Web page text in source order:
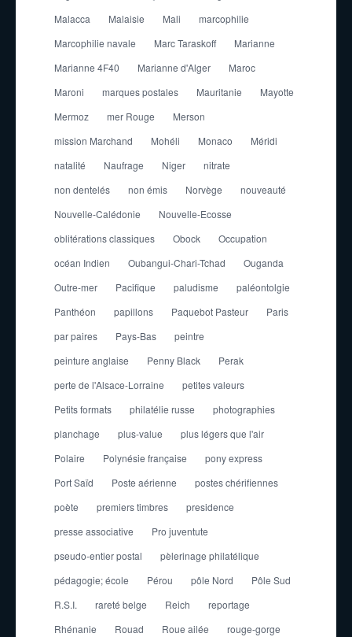
Malacca
Malaisie Mali
marcophilie
Marcophilie navale
Marc Taraskoff
Marianne
Marianne 4F40
Marianne d'Alger
Maroc
Maroni
marques postales Mauritanie
Mayotte
Mermoz
mer Rouge
Merson
mission Marchand
Mohéli Monaco
Méridi
natalité
Naufrage Niger
nitrate
non dentelés
non émis Norvège
nouveauté
Nouvelle-Calédonie
Nouvelle-Ecosse
oblitérations classiques
Obock
Occupation
océan Indien
Oubangui-Chari-Tchad
Ouganda
Outre-mer
Pacifique paludisme
paléontolgie
Panthéon
papillons Paquebot Pasteur
Paris
par paires
Pays-Bas
peintre
peinture anglaise
Penny Black
Perak
perte de l'Alsace-Lorraine
petites valeurs
Petits formats
philatélie russe
photographies
planchage
plus-value
plus légers que l'air
Polaire
Polynésie française
pony express
Port Saïd
Poste aérienne
postes chérifiennes
poète
premiers timbres
presidence
presse associative
Pro juventute
pseudo-entier postal
pèlerinage philatélique
pédagogie; école
Pérou pôle Nord
Pôle Sud
R.S.I.
rareté belge Reich
reportage
Rhénanie
Rouad Roue ailée
rouge-gorge